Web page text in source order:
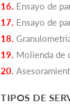
16. Ensayo de
17. Ensayo de
18.
19. Molienda de
20.
TIPOS DE